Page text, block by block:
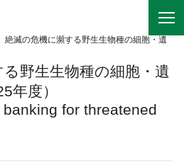
絶滅の危機に瀕する野生生物種の細胞・遺
野生生物種の細胞・遺
年度）
for threatened